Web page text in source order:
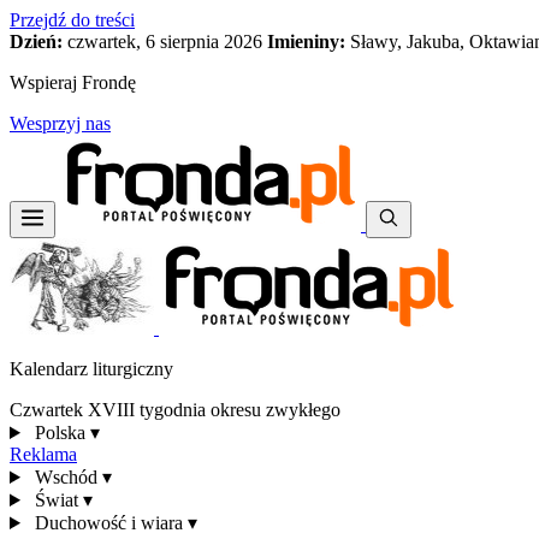
Przejdź do treści
Dzień: czwartek, 6 sierpnia 2026 Imieniny: Sławy, Jakuba,
Wspieraj Frondę
Wesprzyj nas
Kalendarz liturgiczny
Czwartek XVIII tygodnia okresu zwykłego
Polska ▾
Reklama
Wschód ▾
Świat ▾
Duchowość i wiara ▾